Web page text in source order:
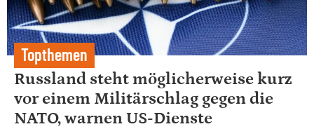
Topthemen
Russland steht möglicherweise kurz
vor einem Militärschlag gegen die
NATO, warnen US-Dienste